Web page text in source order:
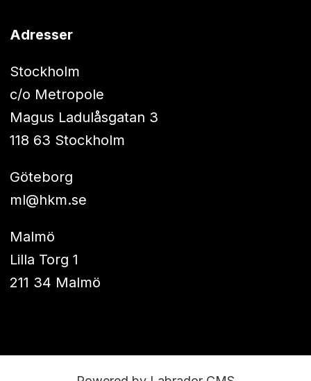
Adresser
Stockholm
c/o Metropole
Magus Ladulåsgatan 3
118 63 Stockholm
Göteborg
ml@hkm.se
Malmö
Lilla Torg 1
211 34 Malmö